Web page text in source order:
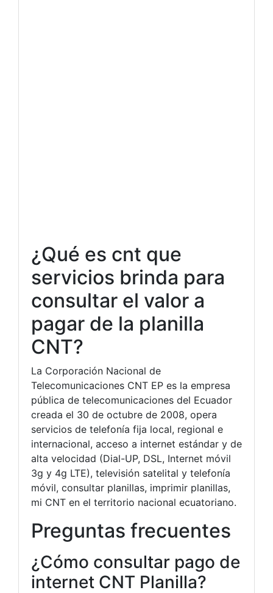
¿Qué es cnt que
servicios brinda para
consultar el valor a
pagar de la planilla
CNT?
La Corporación Nacional de
Telecomunicaciones CNT EP es la empresa
pública de telecomunicaciones del Ecuador
creada el 30 de octubre de 2008, opera
servicios de telefonía fija local, regional e
internacional, acceso a internet estándar y de
alta velocidad (Dial-UP, DSL, Internet móvil
3g y 4g LTE), televisión satelital y telefonía
móvil, consultar planillas, imprimir planillas,
mi CNT en el territorio nacional ecuatoriano.
Preguntas frecuentes
¿Cómo consultar pago de
internet CNT Planilla?